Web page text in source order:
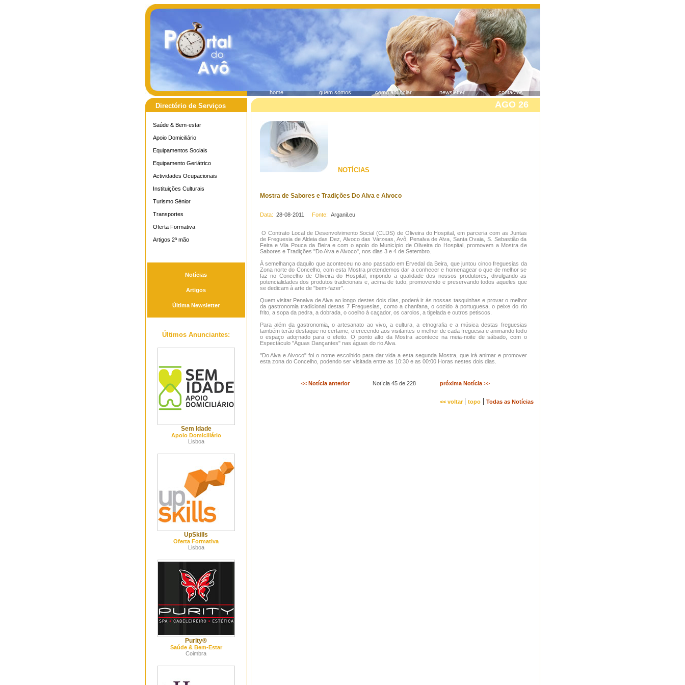
home quem somos como anunciar newsletter contactos
Directório de Serviços AGO 26
Saúde & Bem-estar
Apoio Domiciliário
Equipamentos Sociais
Equipamento Geriátrico
Actividades Ocupacionais
Instituições Culturais
Turismo Sénior
Transportes
Oferta Formativa
Artigos 2ª mão
Notícias
Artigos
Última Newsletter
Últimos Anunciantes:
Sem Idade
Apoio Domiciliário
Lisboa
UpSkills
Oferta Formativa
Lisboa
Purity®
Saúde & Bem-Estar
Coimbra
NOTÍCIAS
Mostra de Sabores e Tradições Do Alva e Alvoco
Data: 28-08-2011 Fonte: Arganil.eu
O Contrato Local de Desenvolvimento Social (CLDS) de Oliveira do Hospital, em parceria com as Juntas
de Freguesia de Aldeia das Dez, Alvoco das Várzeas, Avô, Penalva de Alva, Santa Ovaia, S. Sebastião da
Feira e Vila Pouca da Beira e com o apoio do Município de Oliveira do Hospital, promovem a Mostra de
Sabores e Tradições "Do Alva e Alvoco", nos dias 3 e 4 de Setembro.
À semelhança daquilo que aconteceu no ano passado em Ervedal da Beira, que juntou cinco freguesias da
Zona norte do Concelho, com esta Mostra pretendemos dar a conhecer e homenagear o que de melhor se
faz no Concelho de Oliveira do Hospital, impondo a qualidade dos nossos produtores, divulgando as
potencialidades dos produtos tradicionais e, acima de tudo, promovendo e preservando todos aqueles que
se dedicam à arte de "bem-fazer".
Quem visitar Penalva de Alva ao longo destes dois dias, poderá ir às nossas tasquinhas e provar o melhor
da gastronomia tradicional destas 7 Freguesias, como a chanfana, o cozido à portuguesa, o peixe do rio
frito, a sopa da pedra, a dobrada, o coelho à caçador, os carolos, a tigelada e outros petiscos.
Para além da gastronomia, o artesanato ao vivo, a cultura, a etnografia e a música destas freguesias
também terão destaque no certame, oferecendo aos visitantes o melhor de cada freguesia e animando todo
o espaço adornado para o efeito. O ponto alto da Mostra acontece na meia-noite de sábado, com o
Espectáculo "Águas Dançantes" nas águas do rio Alva.
"Do Alva e Alvoco" foi o nome escolhido para dar vida a esta segunda Mostra, que irá animar e promover
esta zona do Concelho, podendo ser visitada entre as 10:30 e as 00:00 Horas nestes dois dias.
<< Notícia anteriorNotícia 45 de 228 próxima Notícia >>
<< voltar | topo| Todas as Notícias